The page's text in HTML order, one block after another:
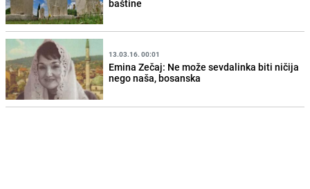
baštine
13.03.16. 00:01
Emina Zečaj: Ne može sevdalinka biti ničija
nego naša, bosanska